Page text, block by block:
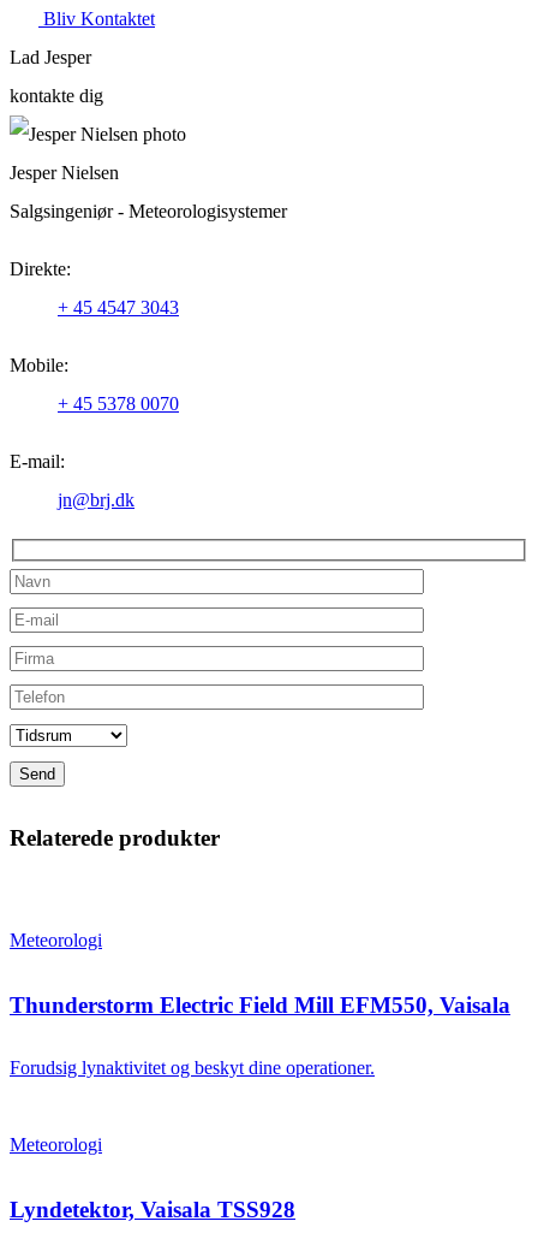
Bliv Kontaktet
Lad Jesper
kontakte dig
Jesper Nielsen
Salgsingeniør - Meteorologisystemer
Direkte:
+ 45 4547 3043
Mobile:
+ 45 5378 0070
E-mail:
jn@brj.dk
Relaterede produkter
Meteorologi
Thunderstorm Electric Field Mill EFM550, Vaisala
Forudsig lynaktivitet og beskyt dine operationer.
Meteorologi
Lyndetektor, Vaisala TSS928